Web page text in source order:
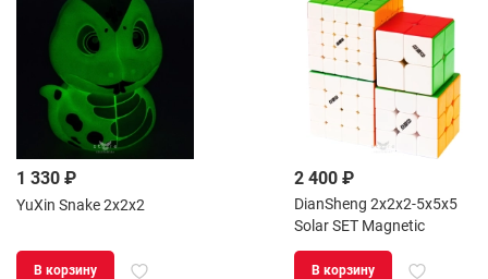
1 330 ₽
YuXin Snake 2x2x2
В корзину
2 400 ₽
DianSheng 2x2x2-5x5x5
Solar SET Magnetic
В корзину